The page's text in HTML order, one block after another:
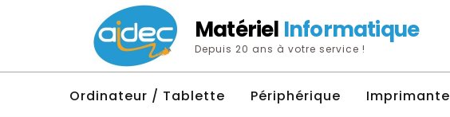
Matériel Informatique
Depuis 20 ans à votre service !
Ordinateur / Tablette Périphérique Imprimante